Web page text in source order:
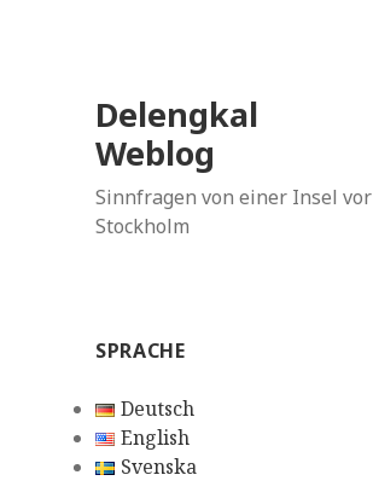
Delengkal
Weblog
Sinnfragen von einer Insel vor
Stockholm
SPRACHE
Deutsch
English
Svenska